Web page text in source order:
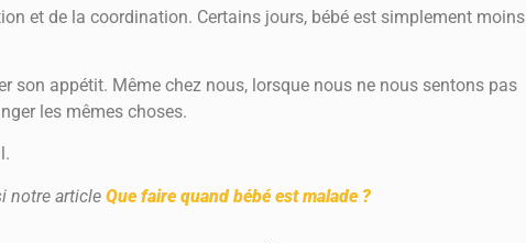
et de la coordination. Certains jours, bébé est simplement moins
son appétit. Même chez nous, lorsque nous ne nous sentons pas
les mêmes choses.
notre article Que faire quand bébé est malade ?